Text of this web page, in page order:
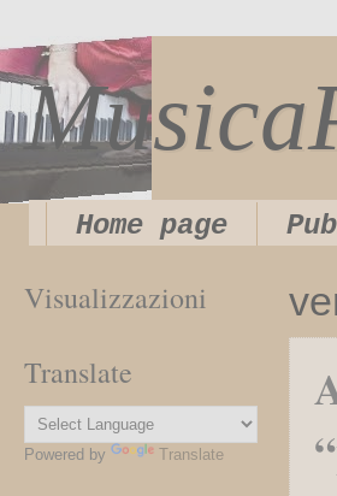
Home page
Visualizzazioni
Translate
Powered by Translate